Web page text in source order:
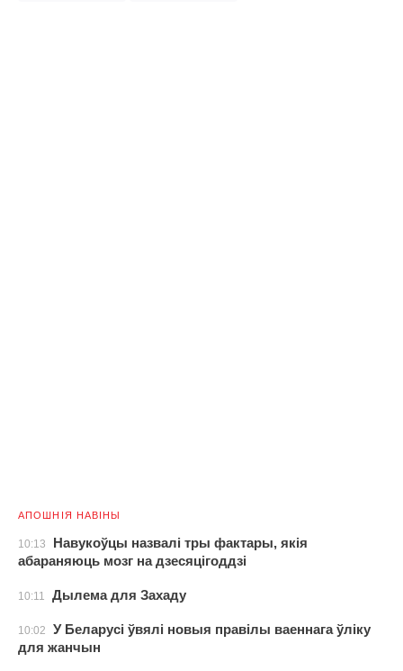
АПОШНІЯ НАВІНЫ
10:13
Навукоўцы назвалі тры фактары, якія
абараняюць мозг на дзесяцігоддзі
10:11 Дылема для Захаду
10:02
У Беларусі ўвялі новыя правілы ваеннага ўліку
для жанчын